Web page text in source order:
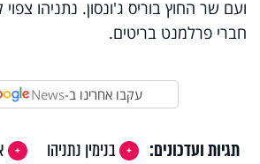
ועם שר החוץ בוריס ג'ונסון. נתניהו
חברי פרלמנט בריטים.
עקבו אחרינו ב-News
תגיות ועדכונים: בנימין נתניהו